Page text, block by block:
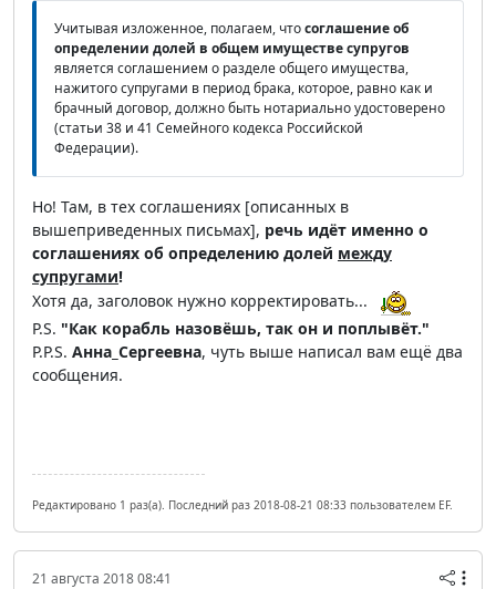
Учитывая изложенное, полагаем, чтосоглашение об
определении долей в общем имуществе супругов
является соглашением о разделе общего имущества,
нажитого супругами в период брака, которое, равно как и
брачный договор, должно быть нотариально удостоверено
(статьи 38 и 41 Семейного кодекса Российской
Федерации).
Но! Там, в тех соглашениях [описанных в
вышеприведенных письмах], речь идёт именно о
соглашениях об определению долей между
супругами!
Хотя да, заголовок нужно корректировать...
P.S. "Как корабль назовёшь, так он и поплывёт."
P.P.S. Анна_Сергеевна, чуть выше написал вам ещё два
сообщения.
Редактировано 1 раз(а). Последний раз 2018-08-21 08:33 пользователем EF.
21 августа 2018 08:41